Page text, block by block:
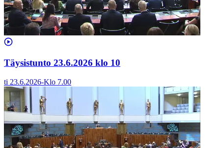
Täysistunto 23.6.2026 klo 10
ti 23.6.2026-Klo 7.00